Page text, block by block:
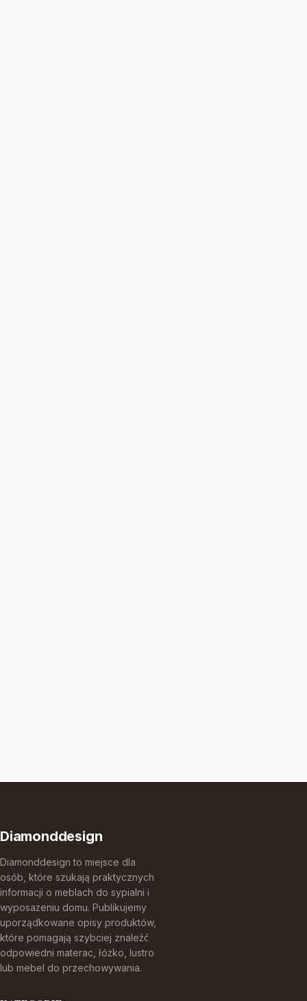
Diamonddesign
Diamonddesign to miejsce dla
osób, które szukają praktycznych
informacji o meblach do sypialni i
wyposażeniu domu. Publikujemy
uporządkowane opisy produktów,
które pomagają szybciej znaleźć
odpowiedni materac, łóżko, lustro
lub mebel do przechowywania.